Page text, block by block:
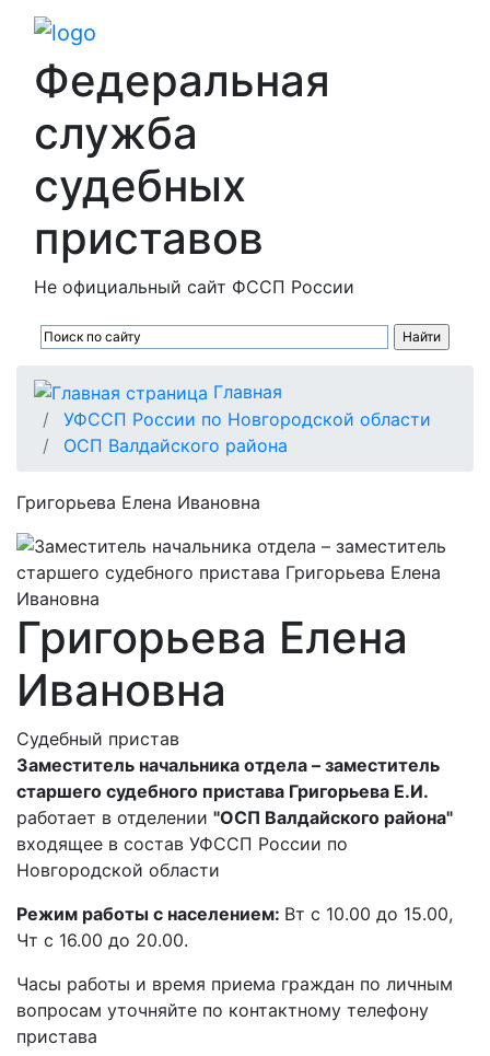
Федеральная
служба
судебных
приставов
Не официальный сайт ФССП России
Главная
УФССП России по Новгородской области
ОСП Валдайского района
Григорьева Елена Ивановна
Григорьева Елена
Ивановна
Судебный пристав
Заместитель начальника отдела – заместитель
старшего судебного пристава Григорьева Е.И.
работает в отделении "ОСП Валдайского района"
входящее в состав УФССП России по
Новгородской области
Режим работы с населением: Вт с 10.00 до 15.00,
Чт с 16.00 до 20.00.
Часы работы и время приема граждан по личным
вопросам уточняйте по контактному телефону
пристава